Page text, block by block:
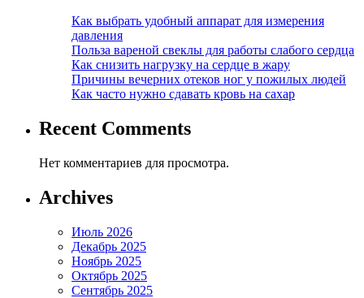
Как выбрать удобный аппарат для измерения
давления
Польза вареной свеклы для работы слабого сердца
Как снизить нагрузку на сердце в жару
Причины вечерних отеков ног у пожилых людей
Как часто нужно сдавать кровь на сахар
Recent Comments
Нет комментариев для просмотра.
Archives
Июль 2026
Декабрь 2025
Ноябрь 2025
Октябрь 2025
Сентябрь 2025